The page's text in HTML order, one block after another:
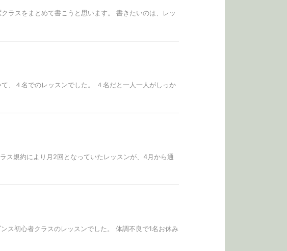
ラスをまとめて書こうと思います。 書きたいのは、レッ
、４名でのレッスンでした。 ４名だと一人一人がしっか
ス規約により月2回となっていたレッスンが、4月から通
ス初心者クラスのレッスンでした。 体調不良で1名お休み